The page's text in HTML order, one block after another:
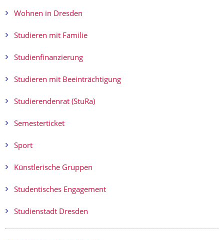
Wohnen in Dresden
Studieren mit Familie
Studienfinanzierung
Studieren mit Beeinträchtigung
Studierendenrat (StuRa)
Semesterticket
Sport
Künstlerische Gruppen
Studentisches Engagement
Studienstadt Dresden